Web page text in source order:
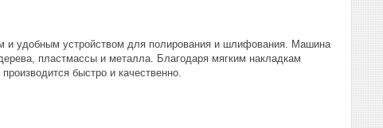
удобным устройством для полирования и шлифования. Машина
пластмассы и металла. Благодаря мягким накладкам
быстро и качественно.